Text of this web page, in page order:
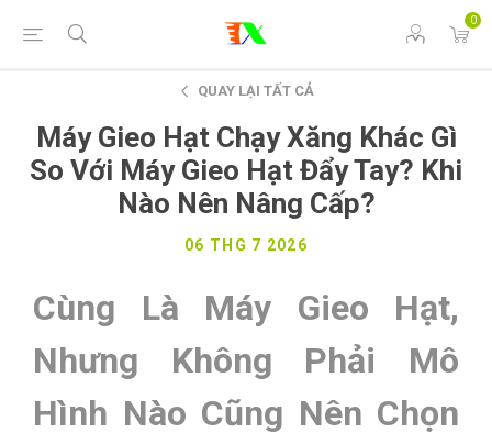
0
QUAY LẠI TẤT CẢ
Máy Gieo Hạt Chạy Xăng Khác Gì
So Với Máy Gieo Hạt Đẩy Tay? Khi
Nào Nên Nâng Cấp?
06 THG 7 2026
Cùng Là Máy Gieo Hạt,
Nhưng Không Phải Mô
Hình Nào Cũng Nên Chọn